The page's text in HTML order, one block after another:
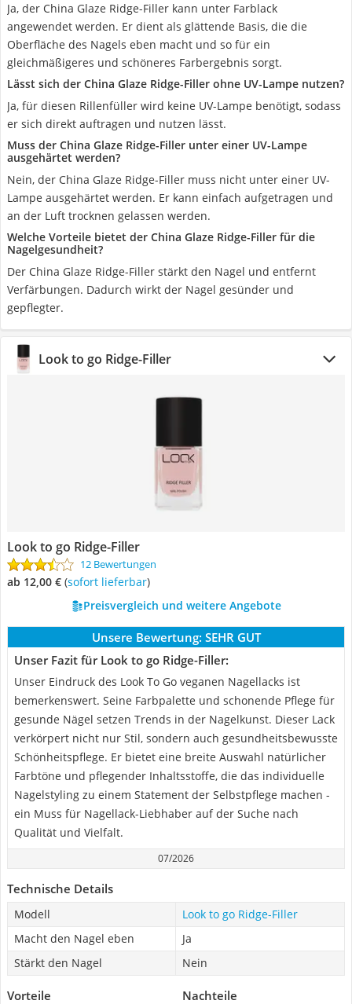
Ja, der China Glaze Ridge-Filler kann unter Farblack
angewendet werden. Er dient als glättende Basis, die die
Oberfläche des Nagels eben macht und so für ein
gleichmäßigeres und schöneres Farbergebnis sorgt.
Lässt sich der China Glaze Ridge-Filler ohne UV-Lampe nutzen?
Ja, für diesen Rillenfüller wird keine UV-Lampe benötigt, sodass
er sich direkt auftragen und nutzen lässt.
Muss der China Glaze Ridge-Filler unter einer UV-Lampe
ausgehärtet werden?
Nein, der China Glaze Ridge-Filler muss nicht unter einer UV-
Lampe ausgehärtet werden. Er kann einfach aufgetragen und
an der Luft trocknen gelassen werden.
Welche Vorteile bietet der China Glaze Ridge-Filler für die
Nagelgesundheit?
Der China Glaze Ridge-Filler stärkt den Nagel und entfernt
Verfärbungen. Dadurch wirkt der Nagel gesünder und
gepflegter.
Look to go Ridge-Filler
Look to go Ridge-Filler
12 Bewertungen
ab 12,00 € ( Sofort lieferbar)
Preisvergleich und weitere Angebote
Unsere Bewertung: SEHR GUT
Unser Fazit für Look to go Ridge-Filler:
Unser Eindruck des Look To Go veganen Nagellacks ist
bemerkenswert. Seine Farbpalette und schonende Pflege für
gesunde Nägel setzen Trends in der Nagelkunst. Dieser Lack
verkörpert nicht nur Stil, sondern auch gesundheitsbewusste
Schönheitspflege. Er bietet eine breite Auswahl natürlicher
Farbtöne und pflegender Inhaltsstoffe, die das individuelle
Nagelstyling zu einem Statement der Selbstpflege machen -
ein Muss für Nagellack-Liebhaber auf der Suche nach
Qualität und Vielfalt.
07/2026
Technische Details
Modell
Look to go Ridge-Filler
Macht den Nagel eben
Ja
Stärkt den Nagel
Nein
Vorteile Nachteile